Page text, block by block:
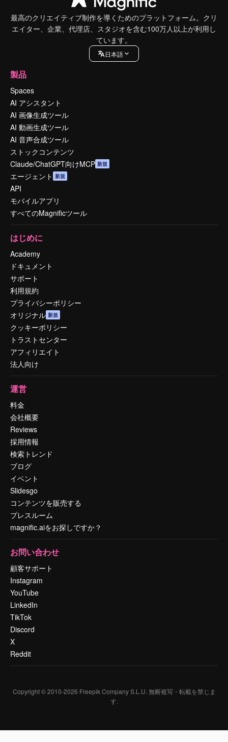
最高のクリエイティブ制作を導くためのプラットフォーム。クリ
エイター、企業、代理店、スタジオを含む100万人以上が利用し
ています。
日本語
製品
Spaces
AI アシスタント
AI 画像生成ツール
AI 動画生成ツール
AI 音声合成ツール
ストックコンテンツ
Claude/ChatGPT向けMCP 新規
エージェント 新規
API
モバイルアプリ
すべてのMagnificツール
はじめに
Academy
ドキュメント
サポート
利用規約
プライバシーポリシー
オリジナル 新規
クッキーポリシー
トラストセンター
アフィリエイト
法人向け
運営
料金
会社概要
Reviews
採用情報
検索トレンド
ブログ
イベント
Slidesgo
コンテンツを販売する
プレスルーム
magnific.aiをお探しですか？
お問い合わせ
顧客サポート
Instagram
YouTube
LinkedIn
TikTok
Discord
X
Reddit
Copyright © 2010-2026 Freepik Company S.L.U. 無断複写・転載を禁じま
す.